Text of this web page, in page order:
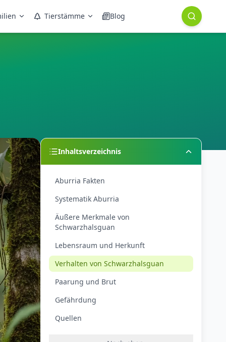
Tierstämme Blog
Inhaltsverzeichnis
Aburria Fakten
Systematik Aburria
Äußere Merkmale von
Schwarzhalsguan
Lebensraum und Herkunft
Verhalten von Schwarzhalsguan
Paarung und Brut
Gefährdung
Quellen